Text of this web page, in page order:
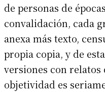
de personas de
convalidación, cada
anexa más texto,
propia copia, y de
versiones con
objetividad es